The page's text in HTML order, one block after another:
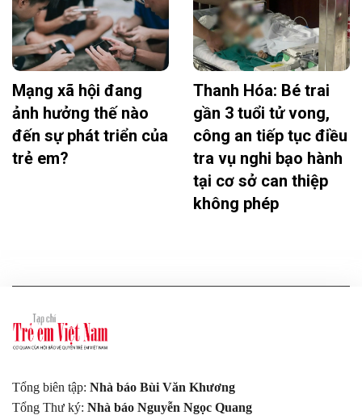
Mạng xã hội đang
ảnh hưởng thế nào
đến sự phát triển của
trẻ em?
Thanh Hóa: Bé trai
gần 3 tuổi tử vong,
công an tiếp tục điều
tra vụ nghi bạo hành
tại cơ sở can thiệp
không phép
Tổng biên tập: Nhà báo Bùi Văn Khương
Tổng Thư ký: Nhà báo Nguyễn Ngọc Quang